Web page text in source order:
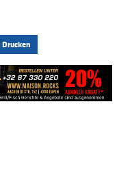
Drucken